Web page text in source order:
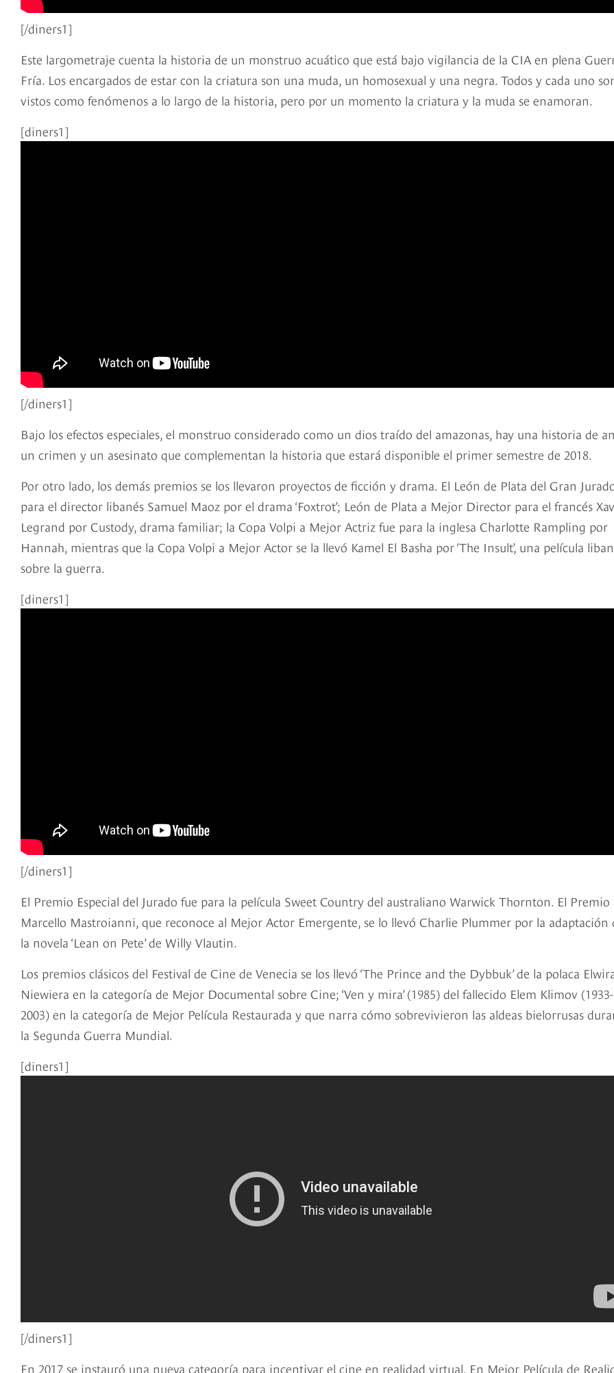
[/diners1]
Este largometraje cuenta la historia de un monstruo acuático que está bajo vigilancia de la CIA en plena
Fría. Los encargados de estar con la criatura son una muda, un homosexual y una negra. Todos y cada uno
vistos como fenómenos a lo largo de la historia, pero por un momento la criatura y la muda se enamoran.
[diners1]
[/diners1]
Bajo los efectos especiales, el monstruo considerado como un dios traído del amazonas, hay una historia de
un crimen y un asesinato que complementan la historia que estará disponible el primer semestre de 2018.
Por otro lado, los demás premios se los llevaron proyectos de ficción y drama. El León de Plata del Gran
para el director libanés Samuel Maoz por el drama ‘Foxtrot’; León de Plata a Mejor Director para el francés
Legrand por Custody, drama familiar; la Copa Volpi a Mejor Actriz fue para la inglesa Charlotte Rampling por
Hannah, mientras que la Copa Volpi a Mejor Actor se la llevó Kamel El Basha por ‘The Insult’, una película
sobre la guerra.
[diners1]
[/diners1]
El Premio Especial del Jurado fue para la película Sweet Country del australiano Warwick Thornton. El Premio
Marcello Mastroianni, que reconoce al Mejor Actor Emergente, se lo llevó Charlie Plummer por la adaptación
la novela ‘Lean on Pete’ de Willy Vlautin.
Los premios clásicos del Festival de Cine de Venecia se los llevó ‘The Prince and the Dybbuk’ de la polaca
Niewiera en la categoría de Mejor Documental sobre Cine; ‘Ven y mira’ (1985) del fallecido Elem Klimov (1933-
2003) en la categoría de Mejor Película Restaurada y que narra cómo sobrevivieron las aldeas bielorrusas
la Segunda Guerra Mundial.
[diners1]
[/diners1]
En 2017 se instauró una nueva categoría para incentivar el cine en realidad virtual. En Mejor Película de